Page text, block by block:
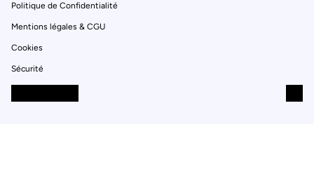
Politique de Confidentialité
Mentions légales & CGU
Cookies
Sécurité